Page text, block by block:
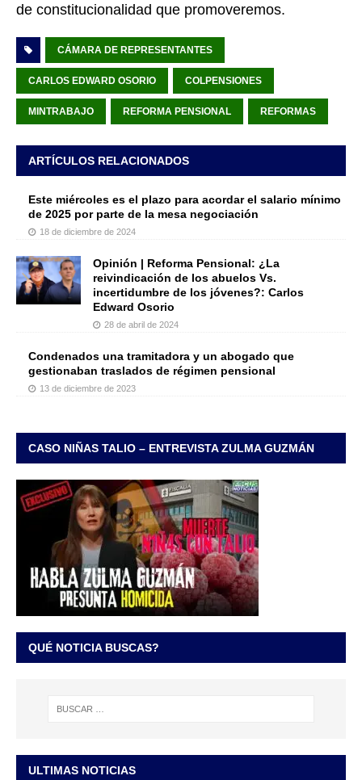
de constitucionalidad que promoveremos.
CÁMARA DE REPRESENTANTES
CARLOS EDWARD OSORIO COLPENSIONES
MINTRABAJO REFORMA PENSIONAL REFORMAS
ARTÍCULOS RELACIONADOS
Este miércoles es el plazo para acordar el salario mínimo
de 2025 por parte de la mesa negociación
18 de diciembre de 2024
Opinión | Reforma Pensional: ¿La
reivindicación de los abuelos Vs.
incertidumbre de los jóvenes?: Carlos
Edward Osorio
28 de abril de 2024
Condenados una tramitadora y un abogado que
gestionaban traslados de régimen pensional
13 de diciembre de 2023
CASO NIÑAS TALIO – ENTREVISTA ZULMA GUZMÁN
QUÉ NOTICIA BUSCAS?
ULTIMAS NOTICIAS